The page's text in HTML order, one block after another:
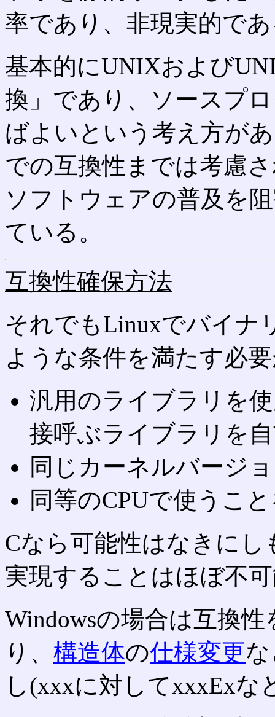
率であり、非現実的で
基本的にUNIXおよび
換」であり、ソースプ
ばよいという考え方が
での互換性までは考慮
ソフトウェアの普及を
ている。
互換性確保方法
それでもLinuxでバイナ
ような条件を満たす必
汎用のライブラリを
接呼ぶライブラリを
同じカーネルバージ
同等のCPUで使うこ
Cなら可能性はなきに
実現することはほぼ不
Windowsの場合は互換
り、 構造体の仕様変更
し(xxxに対してxxxExな